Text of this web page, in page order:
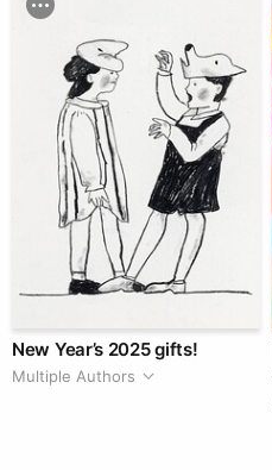
New Year’s 2025 gifts!
Multiple Authors